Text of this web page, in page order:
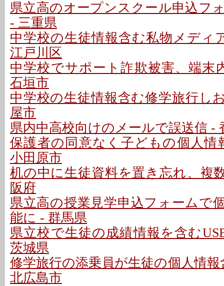
県立高のオープンスクール申込フ
- 三重県
中学校の生徒情報含む私物メディ
江戸川区
中学校でサポート詐欺被害、端末
石垣市
中学校の生徒情報含む修学旅行し
屋市
県内中高校向けのメールで誤送信 -
保護者の同意なく子どもの個人情
小田原市
机の中に生徒資料を置き忘れ、複
阪府
県立高の授業見学申込フォームで
能に - 群馬県
県立校で生徒の成績情報を含む
茨城県
修学旅行の添乗員が生徒の個人情
北広島市